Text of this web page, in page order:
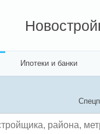
Ипотеки и банки